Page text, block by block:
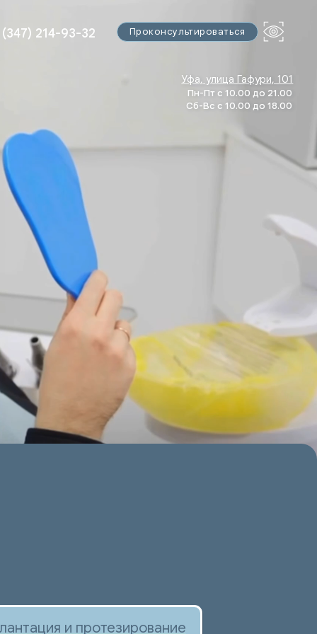
32 Проконсультироваться
93-32 Проконсультироваться
Пн-Пт с 10.00 до 21.00
Сб-Вс с 10.00 до 18.00